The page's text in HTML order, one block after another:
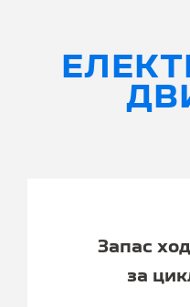
Запас
за